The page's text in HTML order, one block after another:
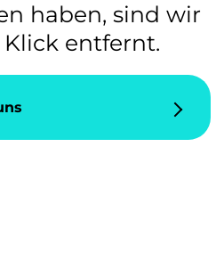
haben, sind wir
entfernt.